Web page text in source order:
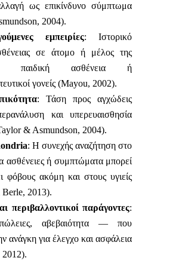
ως επικίνδυνο σύμπτωμα
2004).
εμπειρίες: Ιστορικό
σε άτομο ή μέλος της
παιδική ασθένεια ή
γονείς (Mayou, 2002).
: Τάση προς αγχώδεις
και υπερευαισθησία
& Asmundson, 2004).
: Η συνεχής αναζήτηση στο
ασθένειες ή συμπτώματα μπορεί
φόβους ακόμη και στους υγιείς
2013).
περιβαλλοντικοί παράγοντες:
αβεβαιότητα — που
ανάγκη για έλεγχο και ασφάλεια
2012).